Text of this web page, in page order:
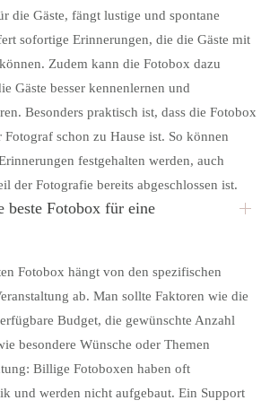
die Gäste, fängt lustige und spontane
sofortige Erinnerungen, die die Gäste mit
Zudem kann die Fotobox dazu
Gäste besser kennenlernen und
Besonders praktisch ist, dass die Fotobox
schon zu Hause ist. So können
festgehalten werden, auch
der Fotografie bereits abgeschlossen ist.
beste Fotobox für eine
Fotobox hängt von den spezifischen
ab. Man sollte Faktoren wie die
Budget, die gewünschte Anzahl
besondere Wünsche oder Themen
Billige Fotoboxen haben oft
und werden nicht aufgebaut. Ein Support